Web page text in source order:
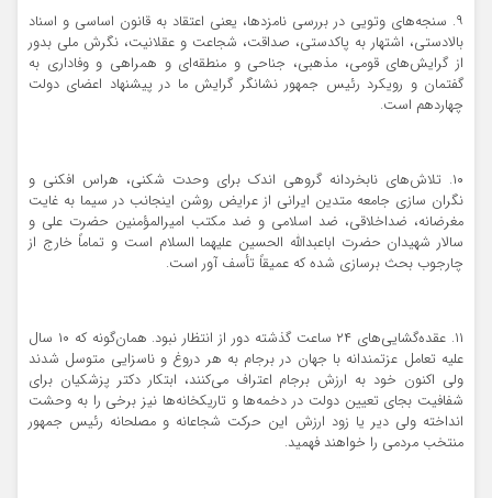
۹. سنجه‌های وتویی در بررسی نامزدها، یعنی اعتقاد به قانون اساسی و اسناد
بالادستی، اشتهار به پاکدستی، صداقت، شجاعت و عقلانیت، نگرش ملی بدور
از گرایش‌های قومی، مذهبی، جناحی و منطقه‌ای و همراهی و وفاداری به
گفتمان و رویکرد رئیس جمهور نشانگر گرایش ما در پیشنهاد اعضای دولت
چهاردهم است.
۱۰. تلاش‌های نابخردانه گروهی اندک برای وحدت شکنی، هراس افکنی و
نگران سازی جامعه متدین ایرانی از عرایض روشن اینجانب در سیما به غایت
مغرضانه، ضداخلاقی، ضد اسلامی و ضد مکتب امیرالمؤمنین حضرت علی و
سالار شهیدان حضرت اباعبدالله الحسین علیهما السلام است و تماماً خارج از
چارجوب بحث برسازی شده که عمیقاً تأسف آور است.
۱۱. عقده‌گشایی‌های ۲۴ ساعت گذشته دور از انتظار نبود. همان‌گونه که ۱۰ سال
علیه تعامل عزتمندانه با جهان در برجام به هر دروغ و ناسزایی متوسل شدند
ولی اکنون خود به ارزش برجام اعتراف می‌کنند، ابتکار دکتر پزشکیان برای
شفافیت بجای تعیین دولت در دخمه‌ها و تاریکخانه‌ها نیز برخی را به وحشت
انداخته ولی دیر یا زود ارزش این حرکت شجاعانه و مصلحانه رئیس جمهور
منتخب مردمی را خواهند فهمید.